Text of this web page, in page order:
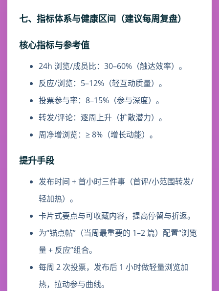
七、指标体系与健康区间（建议每周复盘）
核心指标与参考值
24h 浏览/成员比：30–60%（触达效率）。
反应/浏览：5–12%（轻互动质量）。
投票参与率：8–15%（参与深度）。
转发/评论：逐周上升（扩散潜力）。
周净增浏览：≥ 8%（增长动能）。
提升手段
发布时间 + 首小时三件事（首评/小范围转发/
轻加热）。
卡片式要点与可收藏内容，提高停留与折返。
为“锚点帖”（当周最重要的 1–2 篇）配置“浏览
量 + 反应”组合。
每周 2 次投票，发布后 1 小时做轻量浏览加
热，拉动参与曲线。